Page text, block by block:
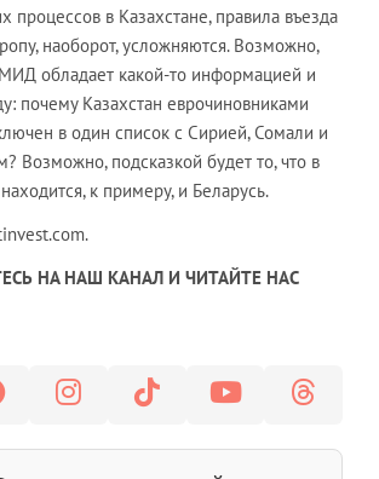
процессов в Казахстане, правила въезда
наоборот, усложняются. Возможно,
обладает какой-то информацией и
почему Казахстан еврочиновниками
в один список с Сирией, Сомали и
Возможно, подсказкой будет то, что в
к примеру, и Беларусь.
НА НАШ КАНАЛ И ЧИТАЙТЕ НАС